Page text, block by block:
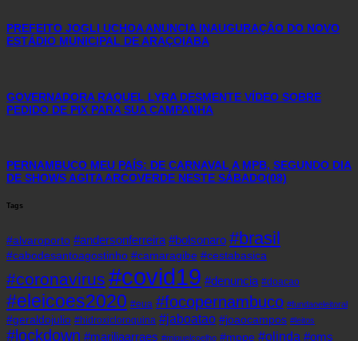
PREFEITO JOGLI UCHOA ANUNCIA INAUGURAÇÃO DO NOVO
ESTÁDIO MUNICIPAL DE ARAÇOIABA
GOVERNADORA RAQUEL LYRA DESMENTE VÍDEO SOBRE
PEDIDO DE PIX PARA SUA CAMPANHA
PERNAMBUCO MEU PAÍS: DE CARNAVAL A MPB, SEGUNDO DIA
DE SHOWS AGITA ARCOVERDE NESTE SÁBADO(08)
Tags
#alvaroporto #andersonferreira #bolsonaro #brasil
#cabodesantoagostinho #camaragibe #cestabasica
#coronavirus #covid19 #denuncia #doacao
#eleicoes2020 #eua #focopernambuco #fundaoeleitoral
#geraldojulio #hidroxicloroquina #jaboatao #joaocampos #leitos
#lockdown #mariliaarraes #miguelcoelho #mppe #olinda #oms